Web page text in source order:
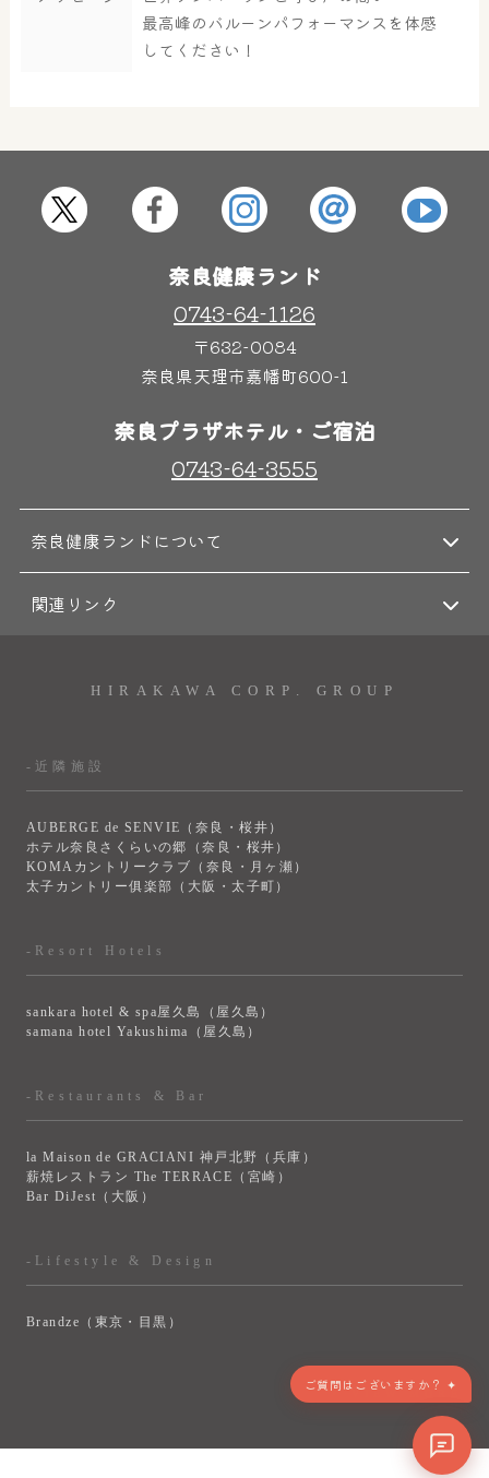
大浴場 サウナ・岩盤浴
奈良わんぱくランド
はしゃきっズ
ボディケア
最高峰のバルーンパフォーマンスを体感
してください！
奈良健康ランド
0743-64-1126
〒632-0084
奈良県天理市嘉幡町600-1
奈良プラザホテル・ご宿泊
0743-64-3555
奈良健康ランドについて
関連リンク
HIRAKAWA CORP. GROUP
-近隣施設
AUBERGE de SENVIE（奈良・桜井）
ホテル奈良さくらいの郷（奈良・桜井）
KOMAカントリークラブ（奈良・月ヶ瀬）
太子カントリー俱楽部（大阪・太子町）
-Resort Hotels
sankara hotel & spa屋久島（屋久島）
samana hotel Yakushima（屋久島）
-Restaurants & Bar
la Maison de GRACIANI 神戸北野（兵庫）
薪焼レストラン The TERRACE（宮崎）
Bar DiJest（大阪）
-Lifestyle & Design
Brandze（東京・目黒）
> VIEW MORE